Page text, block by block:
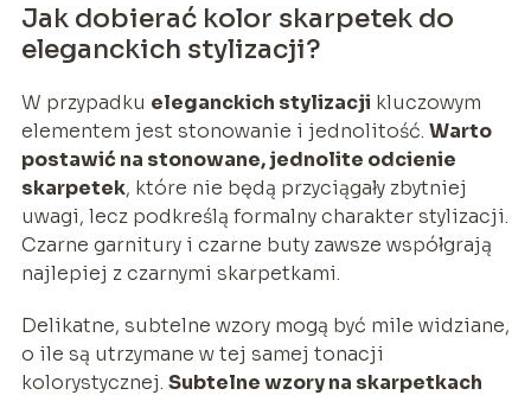
Jak dobierać kolor skarpetek do
eleganckich stylizacji?
W przypadku eleganckich stylizacji kluczowym
elementem jest stonowanie i jednolitość. Warto
postawić na stonowane, jednolite odcienie
skarpetek, które nie będą przyciągały zbytniej
uwagi, lecz podkreślą formalny charakter stylizacji.
Czarne garnitury i czarne buty zawsze współgrają
najlepiej z czarnymi skarpetkami.
Delikatne, subtelne wzory mogą być mile widziane,
o ile są utrzymane w tej samej tonacji
kolorystycznej. Subtelne wzory na skarpetkach